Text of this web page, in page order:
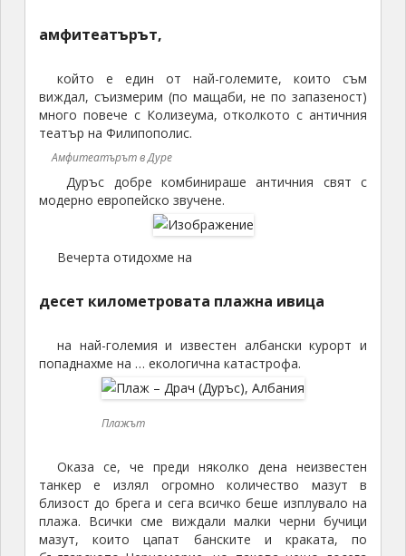
модерно европейско звучене.
Вечерта отидохме на
десет километровата плажна ивица
на най-големия и известен албански курорт и
попаднахме на … екологична катастрофа.
Плажът
Оказа се, че преди няколко дена неизвестен
танкер е излял огромно количество мазут в
плажа. Всички сме виждали малки черни бучици
мазут, които цапат банските и краката, по
българското Черноморие, но такова нещо досега
не бях виждал.
нещо да им се случи точно преди началото на
сезона. Личеше си, чебързат да приключат с
почистването.
Иначе самата